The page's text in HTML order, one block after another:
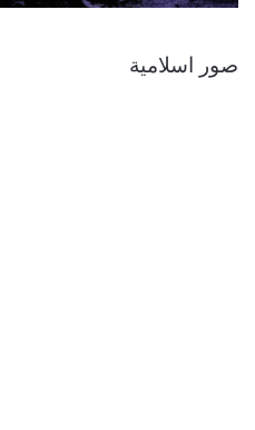
صور اسلامية